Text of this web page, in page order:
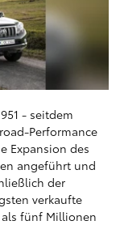
- seitdem
Performance
Expansion des
angeführt und
der
verkaufte
fünf Millionen